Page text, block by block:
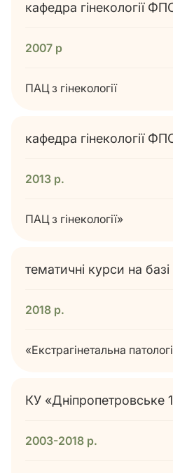
2007 р
кафедра гінекології
ПАЦ з гінекології
2013 р.
кафедра гінекології
ПАЦ з гінекології»
2018 р.
тематичні курси на
«Екстрагінетальна
2003-2018 р.
КУ